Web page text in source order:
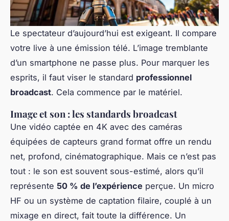
Le spectateur d’aujourd’hui est exigeant. Il compare
votre live à une émission télé. L’image tremblante
d’un smartphone ne passe plus. Pour marquer les
esprits, il faut viser le standard professionnel
broadcast. Cela commence par le matériel.
Image et son : les standards broadcast
Une vidéo captée en 4K avec des caméras
équipées de capteurs grand format offre un rendu
net, profond, cinématographique. Mais ce n’est pas
tout : le son est souvent sous-estimé, alors qu’il
représente 50 % de l’expérience perçue. Un micro
HF ou un système de captation filaire, couplé à un
mixage en direct, fait toute la différence. Un